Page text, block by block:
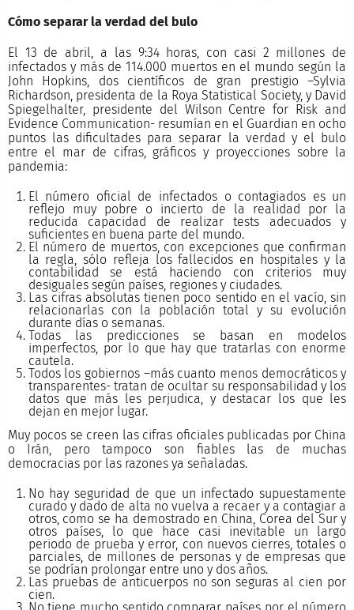
Cómo separar la verdad del bulo
El 13 de abril, a las 9:34 horas, con casi 2 millones de
infectados y más de 114.000 muertos en el mundo según la
John Hopkins, dos científicos de gran prestigio –Sylvia
Richardson, presidenta de la Roya Statistical Society, y David
Spiegelhalter, presidente del Wilson Centre for Risk and
Evidence Communication- resumían en el Guardian en ocho
puntos las dificultades para separar la verdad y el bulo
entre el mar de cifras, gráficos y proyecciones sobre la
pandemia:
El número oficial de infectados o contagiados es un
reflejo muy pobre o incierto de la realidad por la
reducida capacidad de realizar tests adecuados y
suficientes en buena parte del mundo.
El número de muertos, con excepciones que confirman
la regla, sólo refleja los fallecidos en hospitales y la
contabilidad se está haciendo con criterios muy
desiguales según países, regiones y ciudades.
Las cifras absolutas tienen poco sentido en el vacío, sin
relacionarlas con la población total y su evolución
durante días o semanas.
Todas las predicciones se basan en modelos
imperfectos, por lo que hay que tratarlas con enorme
cautela.
Todos los gobiernos –más cuanto menos democráticos y
transparentes- tratan de ocultar su responsabilidad y los
datos que más les perjudica, y destacar los que les
dejan en mejor lugar.
Muy pocos se creen las cifras oficiales publicadas por China
o Irán, pero tampoco son fiables las de muchas
democracias por las razones ya señaladas.
No hay seguridad de que un infectado supuestamente
curado y dado de alta no vuelva a recaer y a contagiar a
otros, como se ha demostrado en China, Corea del Sur y
otros países, lo que hace casi inevitable un largo
periodo de prueba y error, con nuevos cierres, totales o
parciales, de millones de personas y de empresas que
se podrían prolongar entre uno y dos años.
Las pruebas de anticuerpos no son seguras al cien por
cien.